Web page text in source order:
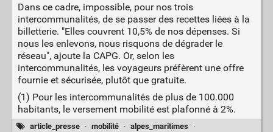
Dans ce cadre, impossible, pour nos trois
intercommunalités, de se passer des recettes liées à la
billetterie. "Elles couvrent 10,5% de nos dépenses. Si
nous les enlevons, nous risquons de dégrader le
réseau", ajoute la CAPG. Or, selon les
intercommunalités, les voyageurs préfèrent une offre
fournie et sécurisée, plutôt que gratuite.
(1) Pour les intercommunalités de plus de 100.000
habitants, le versement mobilité est plafonné à 2%.
article_presse · mobilité · alpes_maritimes
·